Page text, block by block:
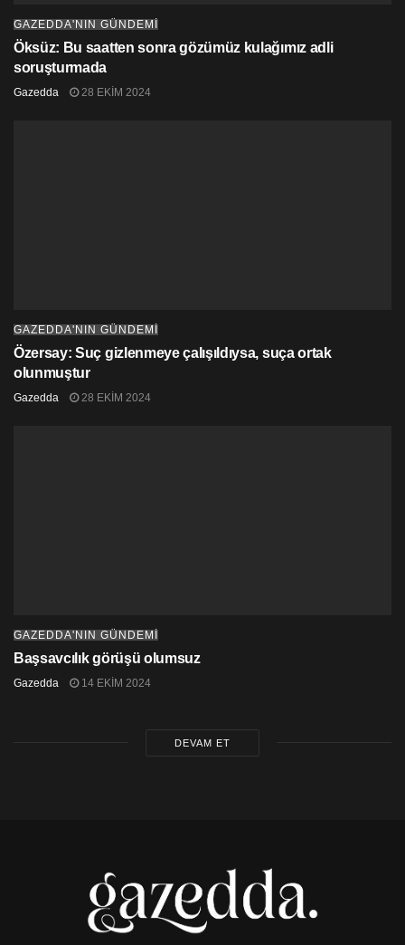
GAZEDDA'NIN GÜNDEMİ
Öksüz: Bu saatten sonra gözümüz kulağımız adli
soruşturmada
Gazedda 28 EKIM 2024
GAZEDDA'NIN GÜNDEMİ
Özersay: Suç gizlenmeye çalışıldıysa, suça ortak
olunmuştur
Gazedda 28 EKIM 2024
GAZEDDA'NIN GÜNDEMİ
Başsavcılık görüşü olumsuz
Gazedda 14 EKIM 2024
DEVAM ET